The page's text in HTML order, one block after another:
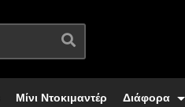
Μίνι Ντοκιμαντέρ Διάφορα